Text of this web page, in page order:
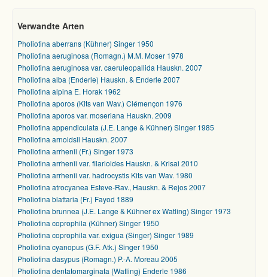
Verwandte Arten
Pholiotina aberrans (Kühner) Singer 1950
Pholiotina aeruginosa (Romagn.) M.M. Moser 1978
Pholiotina aeruginosa var. caeruleopallida Hauskn. 2007
Pholiotina alba (Enderle) Hauskn. & Enderle 2007
Pholiotina alpina E. Horak 1962
Pholiotina aporos (Kits van Wav.) Clémençon 1976
Pholiotina aporos var. moseriana Hauskn. 2009
Pholiotina appendiculata (J.E. Lange & Kühner) Singer 1985
Pholiotina arnoldsii Hauskn. 2007
Pholiotina arrhenii (Fr.) Singer 1973
Pholiotina arrhenii var. filarioides Hauskn. & Krisai 2010
Pholiotina arrhenii var. hadrocystis Kits van Wav. 1980
Pholiotina atrocyanea Esteve-Rav., Hauskn. & Rejos 2007
Pholiotina blattaria (Fr.) Fayod 1889
Pholiotina brunnea (J.E. Lange & Kühner ex Watling) Singer 1973
Pholiotina coprophila (Kühner) Singer 1950
Pholiotina coprophila var. exigua (Singer) Singer 1989
Pholiotina cyanopus (G.F. Atk.) Singer 1950
Pholiotina dasypus (Romagn.) P.-A. Moreau 2005
Pholiotina dentatomarginata (Watling) Enderle 1986